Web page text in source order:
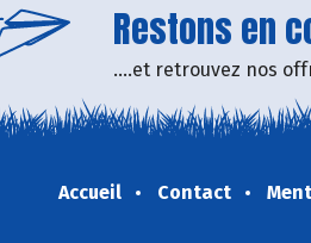
Restons en
....et retrouvez nos
Accueil Contact